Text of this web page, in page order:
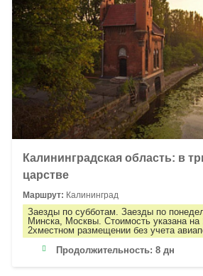
Калининградская область: в
царстве
Маршрут: Калининград
Заезды по субботам. Заезды по
Минска, Москвы. Стоимость указана на
2хместном размещении без учета
Продолжительность: 8 дн